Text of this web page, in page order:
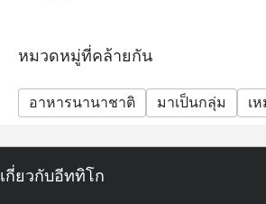
หมวดหมู่ที่คล้ายกัน
อาหารนานาชาติ มาเป็นกลุ่ม เ
เกี่ยวกับอีททิโก